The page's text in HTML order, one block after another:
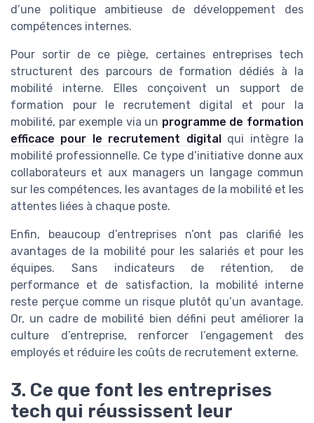
d’une politique ambitieuse de développement des
compétences internes.
Pour sortir de ce piège, certaines entreprises tech
structurent des parcours de formation dédiés à la
mobilité interne. Elles conçoivent un support de
formation pour le recrutement digital et pour la
mobilité, par exemple via un programme de formation
efficace pour le recrutement digitalqui intègre la
mobilité professionnelle. Ce type d’initiative donne aux
collaborateurs et aux managers un langage commun
sur les compétences, les avantages de la mobilité et les
attentes liées à chaque poste.
Enfin, beaucoup d’entreprises n’ont pas clarifié les
avantages de la mobilité pour les salariés et pour les
équipes. Sans indicateurs de rétention, de
performance et de satisfaction, la mobilité interne
reste perçue comme un risque plutôt qu’un avantage.
Or, un cadre de mobilité bien défini peut améliorer la
culture d’entreprise, renforcer l’engagement des
employés et réduire les coûts de recrutement externe.
3. Ce que font les entreprises
tech qui réussissent leur